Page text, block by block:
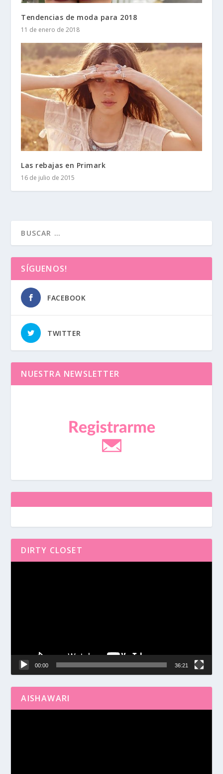
Tendencias de moda para 2018
11 de enero de 2018
Las rebajas en Primark
16 de julio de 2015
SÍGUENOS!
FACEBOOK
TWITTER
NUESTRA NEWSLETTER
DIRTY CLOSET
00:00 36:21
AISHAWARI